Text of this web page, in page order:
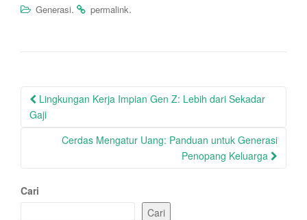
Generasi. permalink.
Post
navigation
Lingkungan Kerja Impian Gen Z: Lebih dari Sekadar
Gaji
Cerdas Mengatur Uang: Panduan untuk Generasi
Penopang Keluarga
Cari
Cari